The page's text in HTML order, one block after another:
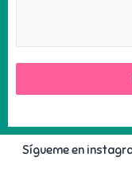
Sígueme en